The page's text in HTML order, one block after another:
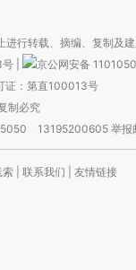
行转载、摘编、复制及建
号
京公网安备
证：第直100013号
制必究
13195200605 举
索 联系我们 友情链接